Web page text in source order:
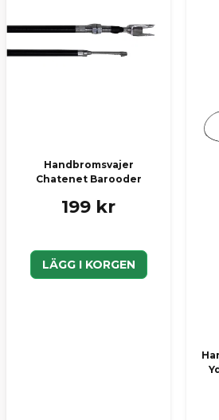
Handbromsvajer
Chatenet Barooder
199 kr
LÄGG I KORGEN
Skicka en fråga